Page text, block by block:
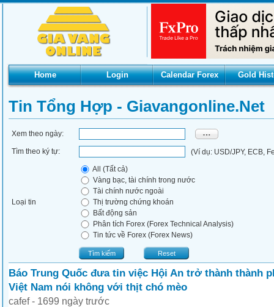
Home Login Calendar Forex Gold
Tin Tổng Hợp - Giavangonline.net
Xem theo ngày:
Tìm theo ký tự: (Ví dụ: USD/JPY, ECB,
Loại tin
All (Tất cả)
Vàng bạc, tài chính trong nước
Tài chính nước ngoài
Thị trường chứng khoán
Bất động sản
Phân tích Forex (Forex Technical Analysis)
Tin tức về Forex (Forex News)
Tìm kiếm Reset
Báo Trung Quốc đưa tin việc Hội An trở thành thành
Việt Nam nói không với thịt chó mèo
cafef - 1699 ngày trước